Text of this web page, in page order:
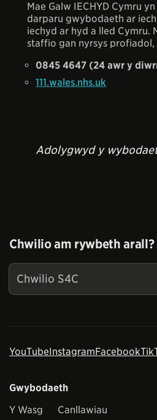
Mae Galw IECHYD Cymru
darparu gwybodaeth ar
iechyd ar hyd a lled Cymru.
staffio gan nyrsys
0845 4647 (24 awr y
111.wales.nhs.uk
Adolygwyd y
Chwilio am rywbeth arall?
YouTubeInstagramFacebook
Gwybodaeth
Y Wasg
Canllawiau